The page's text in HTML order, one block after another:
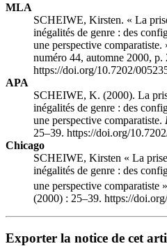
MLA
SCHEIWE, Kirsten. « La
inégalités de genre : des
une perspective comparatiste.
numéro 44, automne 2000, p.
https://doi.org/10.7202/
APA
SCHEIWE, K. (2000). La
inégalités de genre : des
une perspective comparatiste.
25–39. https://doi.org/
Chicago
SCHEIWE, Kirsten « La
inégalités de genre : des
une perspective comparatiste
(2000) : 25–39. https://
Exporter la notice de cet